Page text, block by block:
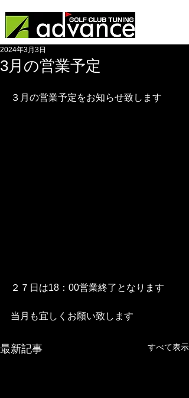
3月の営業予定
2024年3月3日
３月の営業予定をお知らせ致します
２７日は18：00営業終了となります
当月も宜しくお願い致します
最新記事 すべて表示